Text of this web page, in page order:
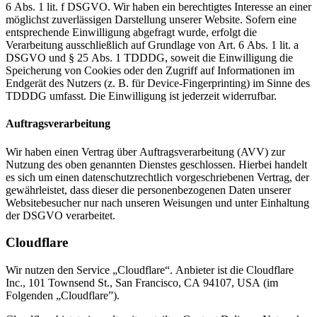
6 Abs. 1 lit. f DSGVO. Wir haben ein berechtigtes Interesse an einer
möglichst zuverlässigen Darstellung unserer Website. Sofern eine
entsprechende Einwilligung abgefragt wurde, erfolgt die
Verarbeitung ausschließlich auf Grundlage von Art. 6 Abs. 1 lit. a
DSGVO und § 25 Abs. 1 TDDDG, soweit die Einwilligung die
Speicherung von Cookies oder den Zugriff auf Informationen im
Endgerät des Nutzers (z. B. für Device-Fingerprinting) im Sinne des
TDDDG umfasst. Die Einwilligung ist jederzeit widerrufbar.
Auftragsverarbeitung
Wir haben einen Vertrag über Auftragsverarbeitung (AVV) zur
Nutzung des oben genannten Dienstes geschlossen. Hierbei handelt
es sich um einen datenschutzrechtlich vorgeschriebenen Vertrag, der
gewährleistet, dass dieser die personenbezogenen Daten unserer
Websitebesucher nur nach unseren Weisungen und unter Einhaltung
der DSGVO verarbeitet.
Cloudflare
Wir nutzen den Service „Cloudflare“. Anbieter ist die Cloudflare
Inc., 101 Townsend St., San Francisco, CA 94107, USA (im
Folgenden „Cloudflare”).